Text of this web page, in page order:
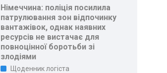
Німеччина: поліція посилила
патрулювання зон відпочинку
вантажівок, однак наявних
ресурсів не вистачає для
повноцінної боротьби зі
злодіями
Щоденник логіста